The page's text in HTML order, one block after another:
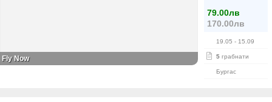
79.00лв
170.00лв
19.05 - 15.09
5 грабнати
Бургас
Fly Now